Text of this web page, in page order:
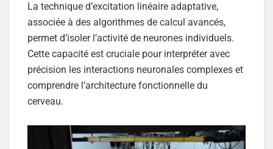
La technique d’excitation linéaire adaptative,
associée à des algorithmes de calcul avancés,
permet d’isoler l’activité de neurones individuels.
Cette capacité est cruciale pour interpréter avec
précision les interactions neuronales complexes et
comprendre l’architecture fonctionnelle du
cerveau.